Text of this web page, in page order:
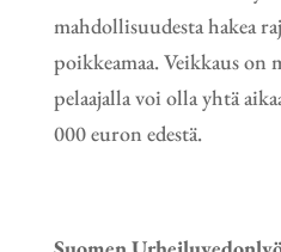
mahdollisuudesta hakea
poikkeamaa. Veikkaus on
pelaajalla voi olla yhtä
000 euron edestä.